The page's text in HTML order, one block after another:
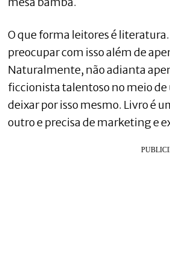
O que forma leitores é
preocupar com isso além de
Naturalmente, não adianta
ficcionista talentoso no meio
deixar por isso mesmo. Livro é
outro e precisa de marketing e